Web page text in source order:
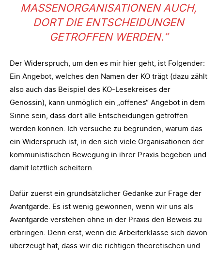
MASSENORGANISATIONEN AUCH,
DORT DIE ENTSCHEIDUNGEN
GETROFFEN WERDEN.“
Der Widerspruch, um den es mir hier geht, ist Folgender:
Ein Angebot, welches den Namen der KO trägt (dazu zählt
also auch das Beispiel des KO-Lesekreises der
Genossin), kann unmöglich ein „offenes“ Angebot in dem
Sinne sein, dass dort alle Entscheidungen getroffen
werden können. Ich versuche zu begründen, warum das
ein Widerspruch ist, in den sich viele Organisationen der
kommunistischen Bewegung in ihrer Praxis begeben und
damit letztlich scheitern.
Dafür zuerst ein grundsätzlicher Gedanke zur Frage der
Avantgarde. Es ist wenig gewonnen, wenn wir uns als
Avantgarde verstehen ohne in der Praxis den Beweis zu
erbringen: Denn erst, wenn die Arbeiterklasse sich davon
überzeugt hat, dass wir die richtigen theoretischen und